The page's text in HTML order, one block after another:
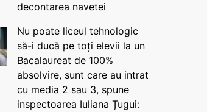
decontarea navetei
Nu poate liceul tehnologic
să-i ducă pe toți elevii la un
Bacalaureat de 100%
absolvire, sunt care au intrat
cu media 2 sau 3, spune
inspectoarea Iuliana Țugui: